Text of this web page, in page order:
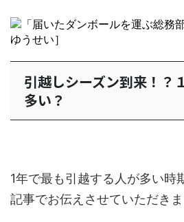
引越しシーズン到来！？
多い？
1年で最も引越する人が多い時
記事でお伝えさせていただきま